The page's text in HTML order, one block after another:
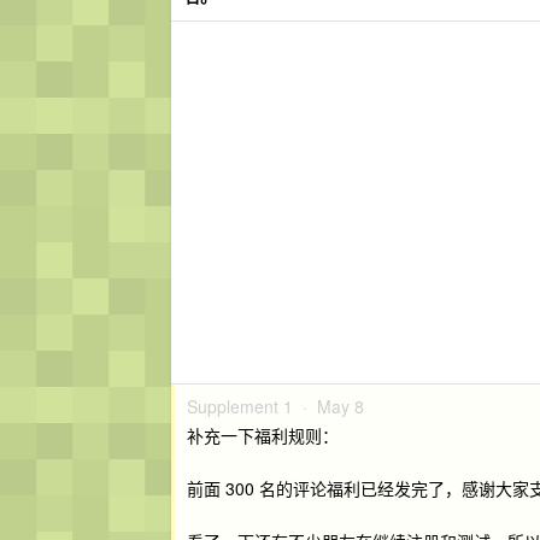
Supplement 1 · May 8
补充一下福利规则：
前面 300 名的评论福利已经发完了，感谢大家